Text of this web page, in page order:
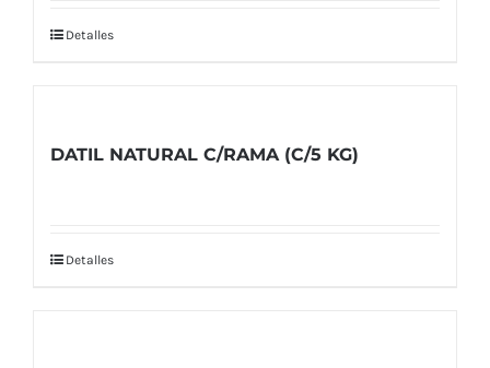
Detalles
DATIL NATURAL C/RAMA (C/5 KG)
Detalles